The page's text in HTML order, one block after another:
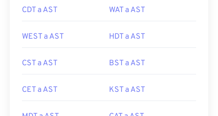
CDT a AST WAT a AST
WEST a AST HDT a AST
CST a AST BST a AST
CET a AST KST a AST